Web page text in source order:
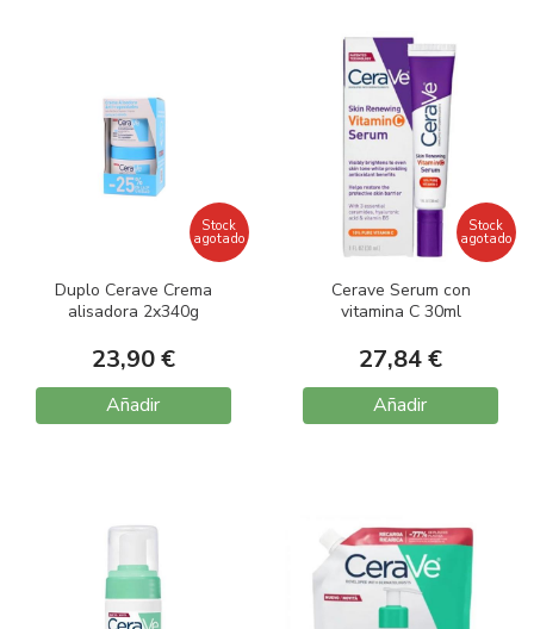
Stock
agotado
Duplo Cerave Crema
alisadora 2x340g
23,90 €
Añadir
Stock
agotado
Cerave Serum con
vitamina C 30ml
27,84 €
Añadir